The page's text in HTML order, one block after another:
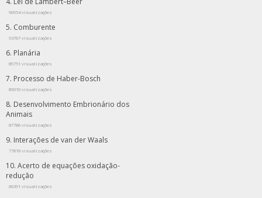
96954 visualizações
Comburente
93767 visualizações
Planária
89751 visualizações
Processo de Haber-Bosch
89010 visualizações
Desenvolvimento Embrionário dos
Animais
87786 visualizações
Interações de van der Waals
77818 visualizações
Acerto de equações oxidação-
redução
66391 visualizações